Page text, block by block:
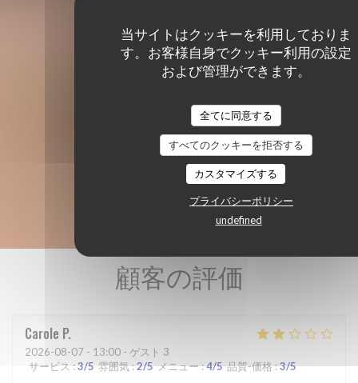
当サイトはクッキーを利用しておりま
す。お客様自身でクッキー利用の設定
および管理ができます。
全てに同意する
すべてのクッキーを拒否する
カスタマイズする
プライバシーポリシー
undefined
顧客の評価
Carole P
2026-08-07 - 13:00 - ゲスト 3
サービス :3/5 雰囲気:2/5 メニュー:4/5 品質-価格:3/5